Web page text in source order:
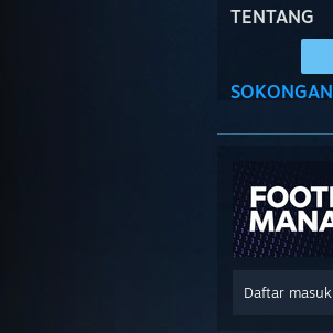
TENTANG
SOKONGAN
Daftar masuk